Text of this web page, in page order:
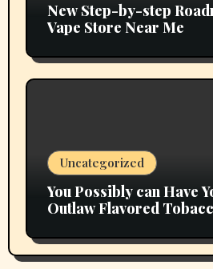
New Step-by-step
Vape Store Near Me
Uncategorized
You Possibly can Have
Outlaw Flavored